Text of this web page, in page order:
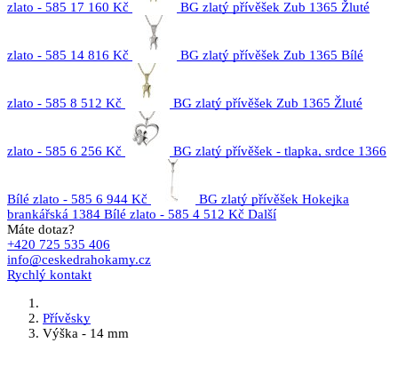
zlato - 585 17 160 Kč BG zlatý přívěšek Zub 1365 Žluté
zlato - 585 14 816 Kč BG zlatý přívěšek Zub 1365 Bílé
zlato - 585 8 512 Kč BG zlatý přívěšek Zub 1365 Žluté
zlato - 585 6 256 Kč BG zlatý přívěšek - tlapka, srdce 1366
Bílé zlato - 585 6 944 Kč
BG zlatý přívěšek Hokejka
brankářská 1384 Bílé zlato - 585 4 512 Kč Další
Máte dotaz?
+420 725 535 406
info@ceskedrahokamy.cz
Rychlý kontakt
Přívěsky
Výška - 14 mm